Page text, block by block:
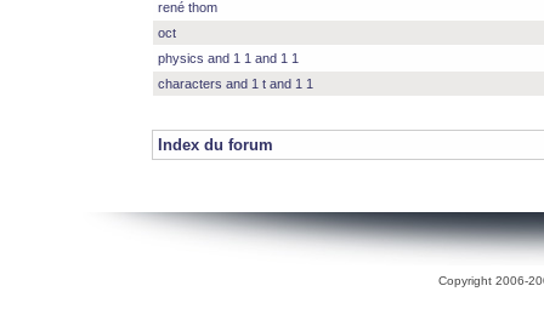
rené thom
oct
physics and 1 1 and 1 1
characters and 1 t and 1 1
Index du forum
Copyright 2006-